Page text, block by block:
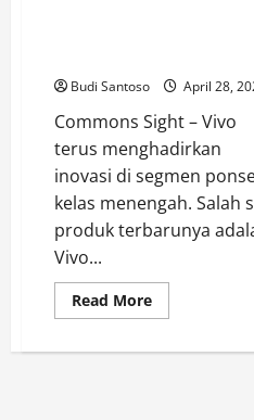
Budi Santoso April 28,
Commons Sight – Vivo
terus menghadirkan
inovasi di segmen
kelas menengah. Salah
produk terbarunya
Vivo...
Read MoreRead
more
V50